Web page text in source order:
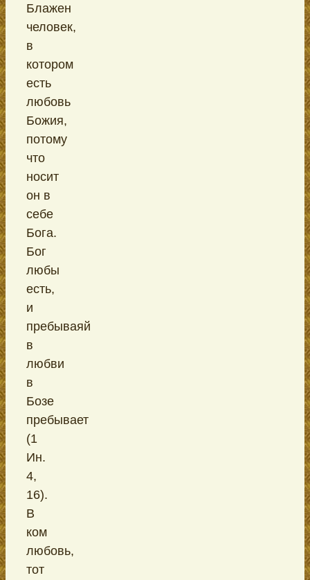
Блажен
человек,
в
котором
есть
любовь
Божия,
потому
что
носит
он в
себе
Бога.
Бог
любы
есть,
и
пребываяй
в
любви
в
Бозе
пребывает
(1
Ин.
4,
16).
В
ком
любовь,
тот